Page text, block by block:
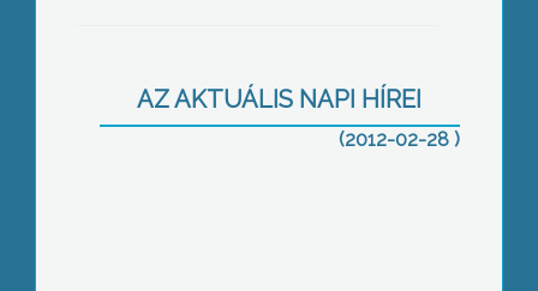
AZ AKTUÁLIS NAPI HÍREI
(2012-02-28 )